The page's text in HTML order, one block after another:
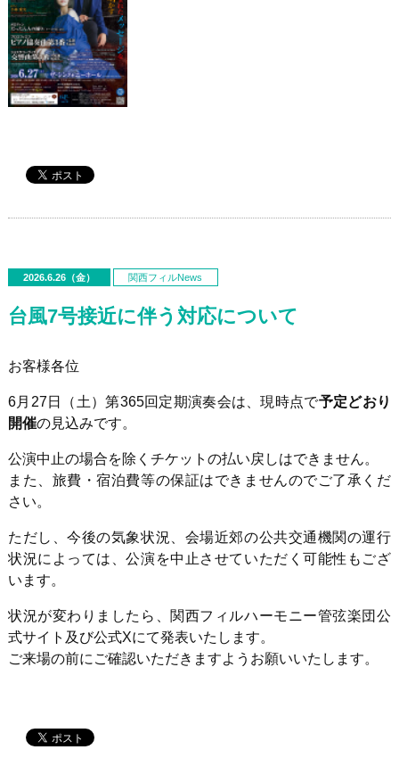
2026.6.26（金） 関西フィルNews
台風7号接近に伴う対応について
お客様各位
6月 27 日（土）第365回定期演奏会は、現時点で予定どおり
開催の見込みです。
公演中止の場合を除くチケットの払い戻しはできません。
また、旅費・宿泊費等の保証はできませんのでご了承くだ
さい。
ただし、今後の気象状況、会場近郊の公共交通機関の運行
状況によっては、公演を中止させていただく可能性もござ
います。
状況が変わりましたら、関西フィルハーモニー管弦楽団公
式サイト及び公式Xにて発表いたします。
ご来場の前にご確認いただきますようお願いいたします。